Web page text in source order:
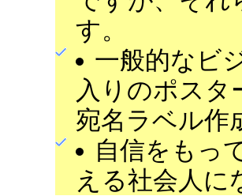
す。
一般的なビ
入りのポスタ
宛名ラベル作
自信をもっ
える社会人に